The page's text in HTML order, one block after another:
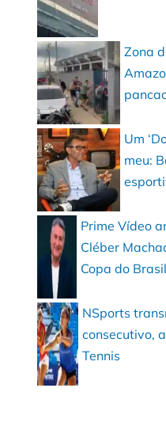
Zona
Um
meu:
Prime Vídeo
Cléber
Copa do Brasil
NSports
consecutivo,
Tennis